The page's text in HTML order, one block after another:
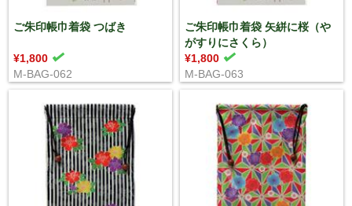
ご朱印帳巾着袋 つばき
¥1,800
M-BAG-062
ご朱印帳巾着袋 矢絣に桜（や
がすりにさくら）
¥1,800
M-BAG-063